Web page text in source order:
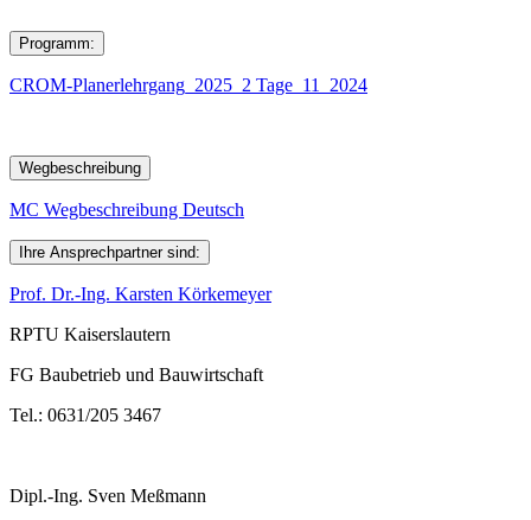
Programm:
CROM-Planerlehrgang_2025_2 Tage_11_2024
Wegbeschreibung
MC Wegbeschreibung Deutsch
Ihre Ansprechpartner sind:
Prof. Dr.-Ing. Karsten Körkemeyer
RPTU Kaiserslautern
FG Baubetrieb und Bauwirtschaft
Tel.: 0631/205 3467
Dipl.-Ing. Sven Meßmann